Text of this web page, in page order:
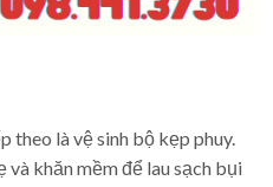
theo là vệ sinh bộ kẹp phuy.
và khăn mềm để lau sạch bụi